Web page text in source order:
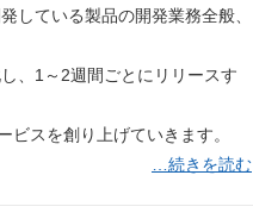
している製品の開発業務全般、
、1～2週間ごとにリリースす
スを創り上げていきます。
…続きを読む